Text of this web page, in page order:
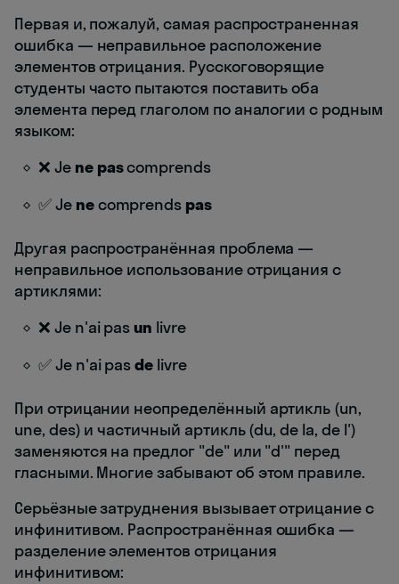
Первая и, пожалуй, самая распространенная
ошибка — неправильное расположение
элементов отрицания. Русскоговорящие
студенты часто пытаются поставить оба
элемента перед глаголом по аналогии с родным
языком:
❌ Je ne pascomprends
✅ Je necomprends pas
Другая распространённая проблема —
неправильное использование отрицания с
артиклями:
❌ Je n'ai pasun livre
✅ Je n'ai pasde livre
При отрицании неопределённый артикль (un,
une, des) и частичный артикль (du, de la, de l')
заменяются на предлог "de" или "d'" перед
гласными. Многие забывают об этом правиле.
Серьёзные затруднения вызывает отрицание с
инфинитивом. Распространённая ошибка —
разделение элементов отрицания
инфинитивом: